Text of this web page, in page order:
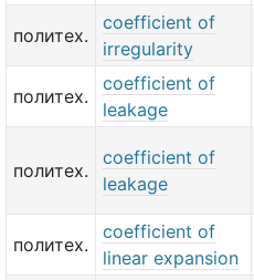
политех.
coefficient of
irregularity
политех.
coefficient of
leakage
политех.
coefficient of
leakage
политех.
coefficient of
linear expansion